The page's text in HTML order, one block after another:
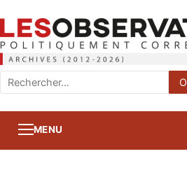
Rechercher
:
MENU